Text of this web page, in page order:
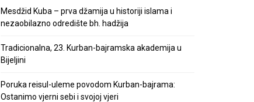
Mesdžid Kuba – prva džamija u historiji islama i
nezaobilazno odredište bh. hadžija
Tradicionalna, 23. Kurban-bajramska akademija u
Bijeljini
Poruka reisul-uleme povodom Kurban-bajrama:
Ostanimo vjerni sebi i svojoj vjeri